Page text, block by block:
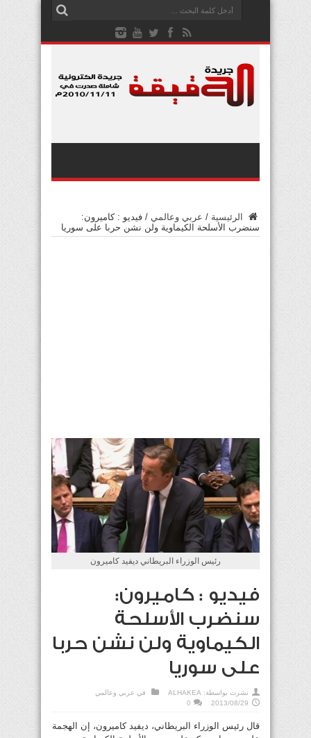
الرئيسية / عربي وعالمي / فيديو : كاميرون:
سنضرب الأسلحة الكيماوية ولن نشن حربا على سوريا
رئيس الوزراء البريطاني ديفيد كاميرون
فيديو : كاميرون:
سنضرب الأسلحة
الكيماوية ولن نشن حربا
على سوريا
نشرت بواسطة: ALHAKEA في عربي وعالمي
2013/08/29
0
قال رئيس الوزراء البريطاني، ديفيد كاميرون، إن الهجمة